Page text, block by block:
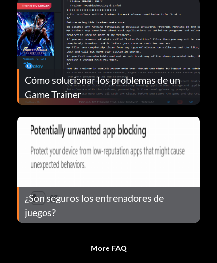
Cómo solucionar los problemas de un
Game Trainer
¿Son seguros los entrenadores de
juegos?
More FAQ